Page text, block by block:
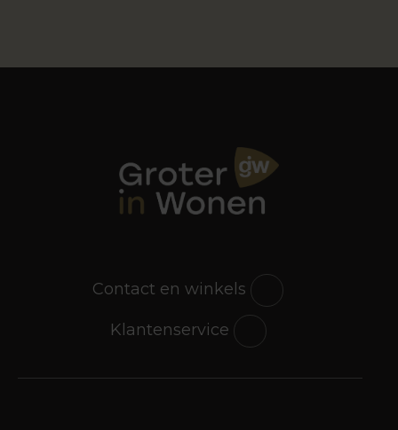
Contact en winkels
Klantenservice